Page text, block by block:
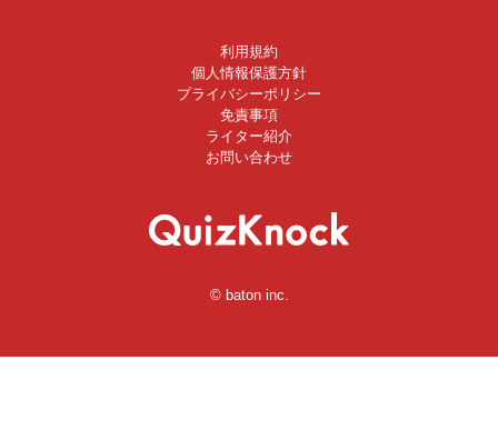
利用規約
個人情報保護方針
プライバシーポリシー
免責事項
ライター紹介
お問い合わせ
© baton inc.